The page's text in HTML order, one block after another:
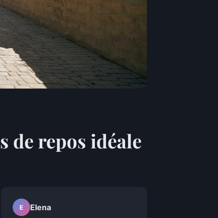
de repos idéale
E Elena